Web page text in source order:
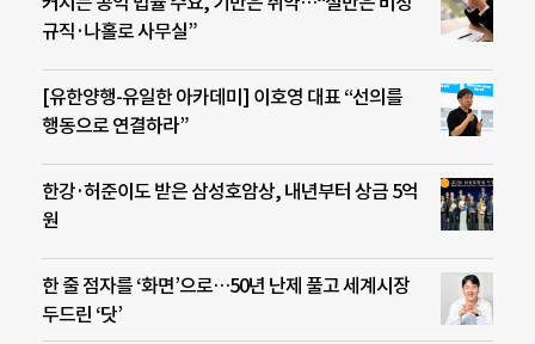
규직·나홀로 사무실”
[유한양행-유일한 아카데미] 이호영 대표 “선의를
행동으로 연결하라”
한강·허준이도 받은 삼성호암상, 내년부터 상금 5억
원
한 줄 점자를 ‘화면’으로…50년 난제 풀고 세계시장
두드린 ‘닷’